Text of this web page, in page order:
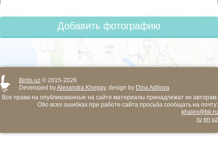
Добавить фотографию
Birds.uz © 2015-2026
Developed byAlexandra Khegay, design by Dina Adilova
Все права на опубликованные на сайте материалы принадлежат их авторам.
Обо всех ошибках при работе сайта просьба сообщать на почту:
khalex@bk.ru
ru en uz